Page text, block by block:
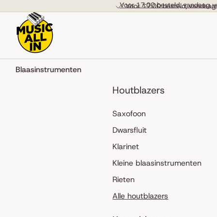
Voor 17:00 besteld,
Voor 17:00 besteld, vandaag
Blaasinstrumenten
Houtblazers
Saxofoon
Dwarsfluit
Klarinet
Kleine blaasinstrumenten
Rieten
Alle houtblazers